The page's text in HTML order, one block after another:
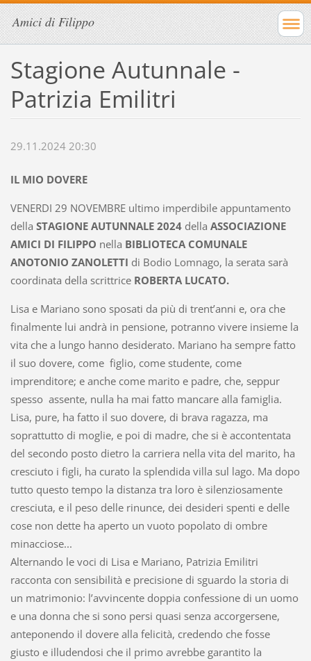
Amici di Filippo
Stagione Autunnale -
Patrizia Emilitri
29.11.2024 20:30
IL MIO DOVERE
VENERDI 29 NOVEMBRE ultimo imperdibile appuntamento
della STAGIONE AUTUNNALE 2024 della ASSOCIAZIONE
AMICI DI FILIPPO nella BIBLIOTECA COMUNALE
ANOTONIO ZANOLETTI di Bodio Lomnago, la serata sarà
coordinata della scrittrice ROBERTA LUCATO.
Lisa e Mariano sono sposati da più di trent’anni e, ora che
finalmente lui andrà in pensione, potranno vivere insieme la
vita che a lungo hanno desiderato. Mariano ha sempre fatto
il suo dovere, come figlio, come studente, come
imprenditore; e anche come marito e padre, che, seppur
spesso assente, nulla ha mai fatto mancare alla famiglia.
Lisa, pure, ha fatto il suo dovere, di brava ragazza, ma
soprattutto di moglie, e poi di madre, che si è accontentata
del secondo posto dietro la carriera nella vita del marito, ha
cresciuto i figli, ha curato la splendida villa sul lago. Ma dopo
tutto questo tempo la distanza tra loro è silenziosamente
cresciuta, e il peso delle rinunce, dei desideri spenti e delle
cose non dette ha aperto un vuoto popolato di ombre
minacciose...
Alternando le voci di Lisa e Mariano, Patrizia Emilitri
racconta con sensibilità e precisione di sguardo la storia di
un matrimonio: l’avvincente doppia confessione di un uomo
e una donna che si sono persi quasi senza accorgersene,
anteponendo il dovere alla felicità, credendo che fosse
giusto e illudendosi che il primo avrebbe garantito la